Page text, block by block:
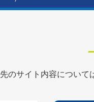
のサイト内容について